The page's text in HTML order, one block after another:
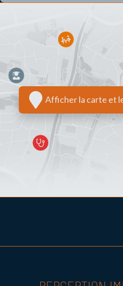
Afficher la carte et